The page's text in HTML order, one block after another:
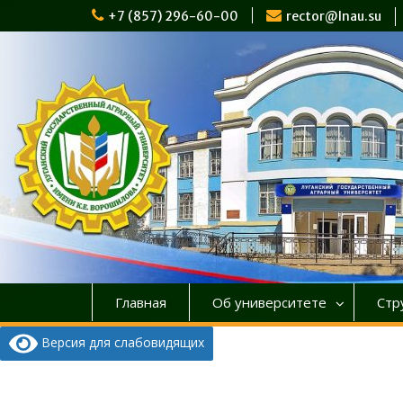
к
+7 (857) 296-60-00 rector@lnau.su
Главная Об университете
Версия для слабовидящих